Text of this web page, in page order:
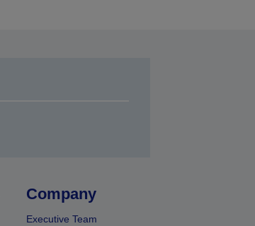
Company
Executive Team